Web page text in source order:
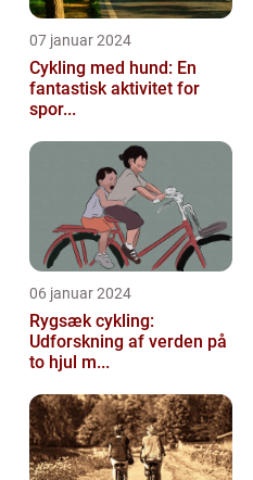
07 januar 2024
Cykling med hund: En
fantastisk aktivitet for
spor...
06 januar 2024
Rygsæk cykling:
Udforskning af verden på
to hjul m...